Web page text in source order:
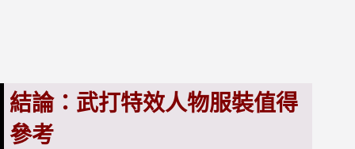
結論：武打特效人物服裝值得
參考